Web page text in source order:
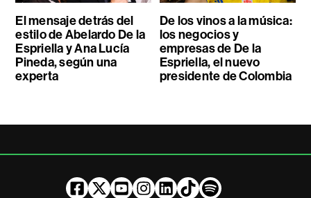
El mensaje detrás del
estilo de Abelardo De la
Espriella y Ana Lucía
Pineda, según una
experta
De los vinos a la música:
los negocios y
empresas de De la
Espriella, el nuevo
presidente de Colombia